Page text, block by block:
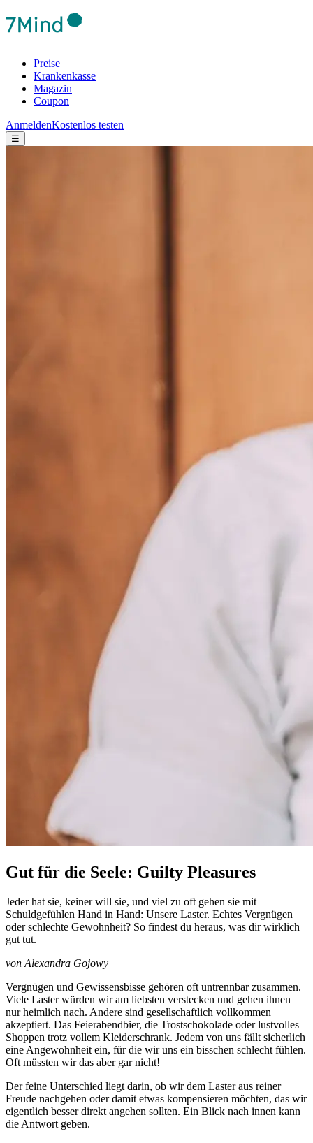
Preise
Krankenkasse
Magazin
Coupon
AnmeldenKostenlos testen
☰
Gut für die Seele: Guilty Pleasures
Jeder hat sie, keiner will sie, und viel zu oft gehen sie mit
Schuldgefühlen Hand in Hand: Unsere Laster. Echtes Vergnügen
oder schlechte Gewohnheit? So findest du heraus, was dir wirklich
gut tut.
von Alexandra Gojowy
Vergnügen und Gewissensbisse gehören oft untrennbar zusammen.
Viele Laster würden wir am liebsten verstecken und gehen ihnen
nur heimlich nach. Andere sind gesellschaftlich vollkommen
akzeptiert. Das Feierabendbier, die Trostschokolade oder lustvolles
Shoppen trotz vollem Kleiderschrank. Jedem von uns fällt sicherlich
eine Angewohnheit ein, für die wir uns ein bisschen schlecht fühlen.
Oft müssten wir das aber gar nicht!
Der feine Unterschied liegt darin, ob wir dem Laster aus reiner
Freude nachgehen oder damit etwas kompensieren möchten, das wir
eigentlich besser direkt angehen sollten. Ein Blick nach innen kann
die Antwort geben.